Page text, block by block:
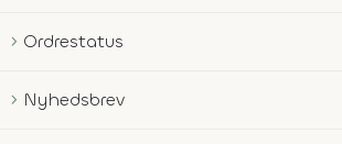
Ordrestatus
Nyhedsbrev